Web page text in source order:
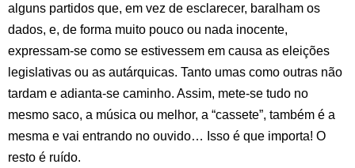
alguns partidos que, em vez de esclarecer, baralham os
dados, e, de forma muito pouco ou nada inocente,
expressam-se como se estivessem em causa as eleições
legislativas ou as autárquicas. Tanto umas como outras não
tardam e adianta-se caminho. Assim, mete-se tudo no
mesmo saco, a música ou melhor, a “cassete”, também é a
mesma e vai entrando no ouvido… Isso é que importa! O
resto é ruído.